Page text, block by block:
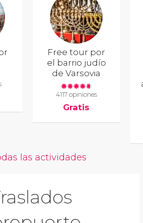
Free tour por
el barrio judío
de Varsovia
4117 opiniones
Gratis
las actividades